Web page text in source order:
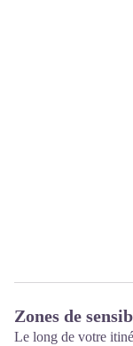
Zones de
Le long de votre